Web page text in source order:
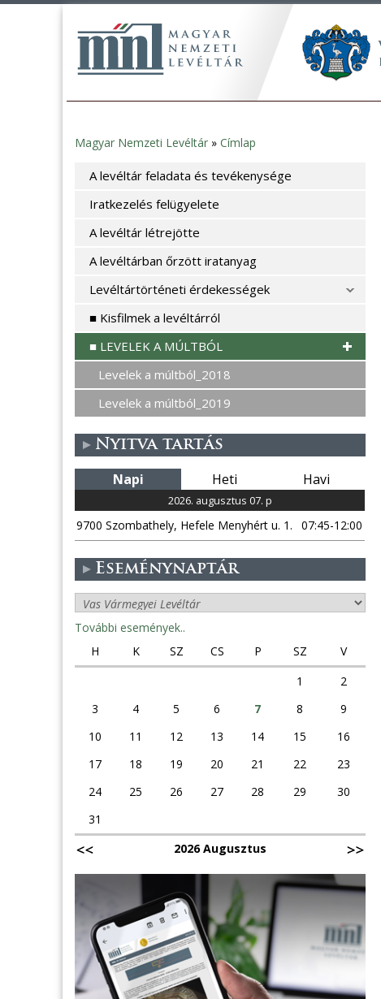
Jelenlegi
hely
Magyar Nemzeti Levéltár » Címlap
A levéltár feladata és tevékenysége
Iratkezelés felügyelete
A levéltár létrejötte
A levéltárban őrzött iratanyag
Levéltártörténeti érdekességek
■ Kisfilmek a levéltárról
■ LEVELEK A MÚLTBÓL
Levelek a múltból_2018
Levelek a múltból_2019
Nyitva tartás
Napi Heti Havi
2026. augusztus 07. p
9700 Szombathely, Hefele Menyhért u. 1. 07:45-12:00
Eseménynaptár
További események..
H
K SZ CS P SZ
V
1
2
3
4 5 6 7 8
9
10
11 12 13 14 15
16
17
18 19 20 21 22
23
24
25 26 27 28 29
30
31
2026 Augusztus